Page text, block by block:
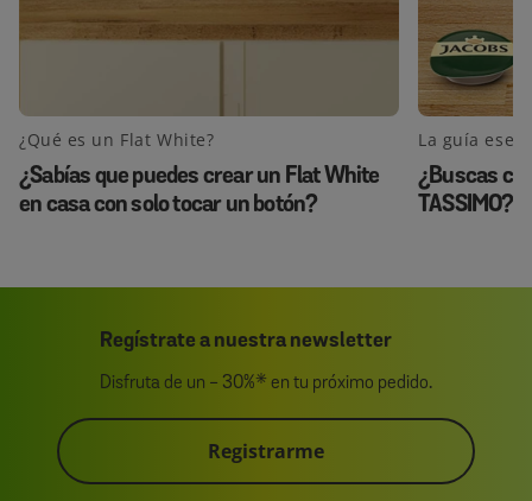
¿Qué es un Flat White?
¿Sabías que puedes crear un Flat White
en casa con solo tocar un botón?
¿Buscas
TASSIMO?
Regístrate a nuestra newsletter
Disfruta de un - 30%* en tu próximo pedido.
Registrarme